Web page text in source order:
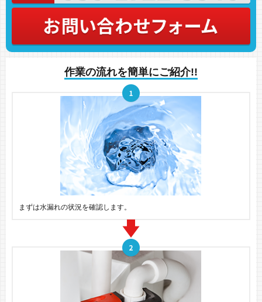
作業の流れを簡単にご紹介!!
まずは水漏れの状況を確認します。